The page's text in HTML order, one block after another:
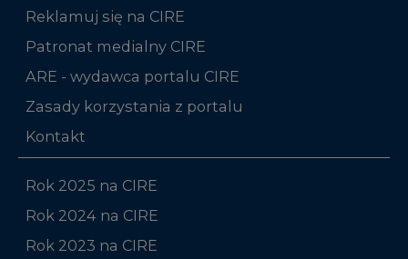
Reklamuj się na CIRE
Patronat medialny CIRE
ARE - wydawca portalu CIRE
Zasady korzystania z portalu
Kontakt
Rok 2025 na CIRE
Rok 2024 na CIRE
Rok 2023 na CIRE